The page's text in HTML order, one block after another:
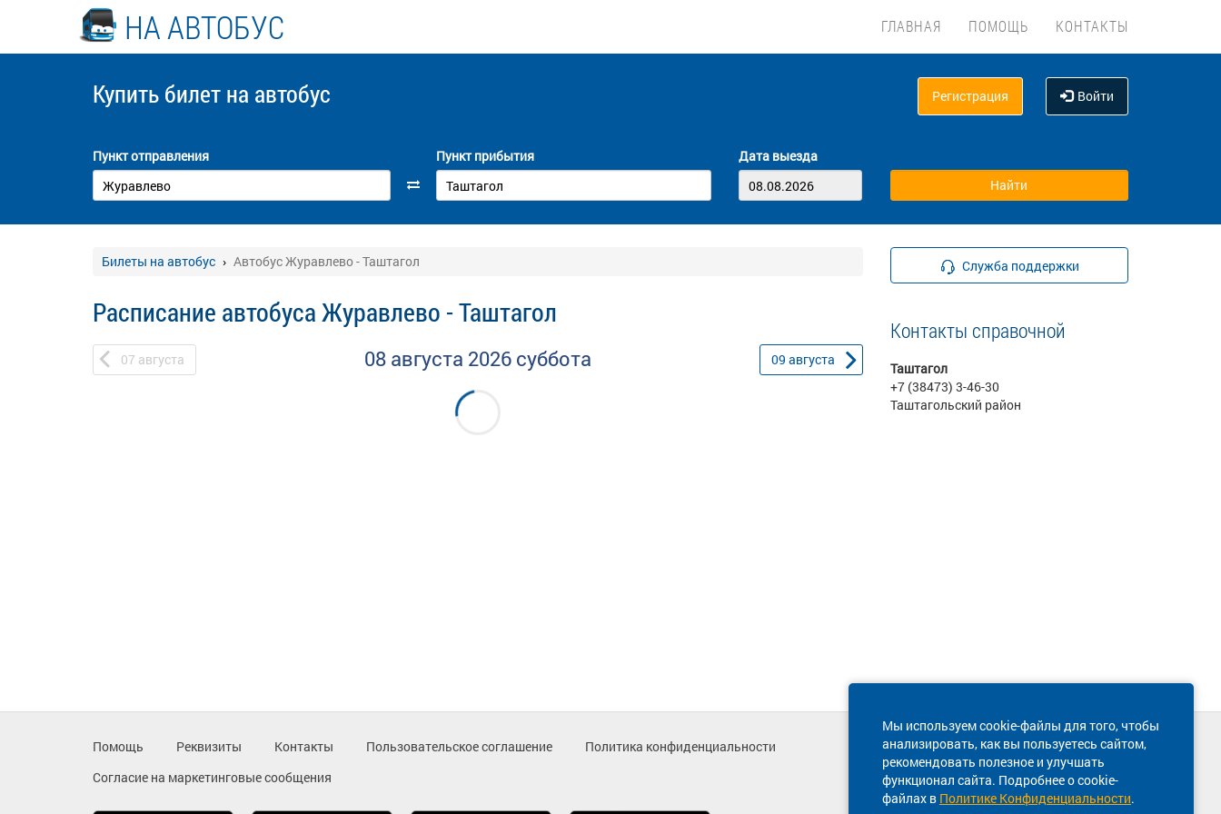
НА АВТОБУС ГЛАВНАЯ ПОМОЩЬ КОНТАКТЫ
Купить билет на автобус Регистрация Войти
Пункт отправления Пункт прибытия Дата выезда
Билеты на автобус Автобус Журавлево - Таштагол
Расписание автобуса Журавлево - Таштагол
07 августа 08 августа 2026 суббота 09 августа
Служба поддержки
Контакты справочной
Таштагол
+7 (38473) 3-46-30
Таштагольский район
Мы используем cookie-файлы для того, чтобы
анализировать, как вы пользуетесь сайтом,
рекомендовать полезное и улучшать
функционал сайта. Подробнее о cookie-
файлах в Политике Конфиденциальности.
Помощь Реквизиты Контакты Пользовательское соглашение
Политика конфиденциальности
Согласие на маркетинговые сообщения
Техническая поддержка сайта
8 800 600-03-38